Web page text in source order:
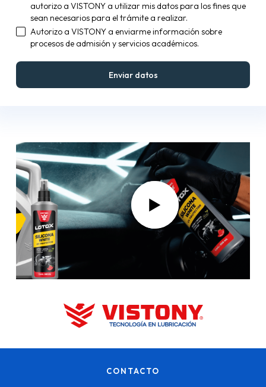
autorizo a VISTONY a utilizar mis datos para los fines que
sean necesarios para el trámite a realizar.
Autorizo a VISTONY a enviarme información sobre
procesos de admisión y servicios académicos.
CONTACTO